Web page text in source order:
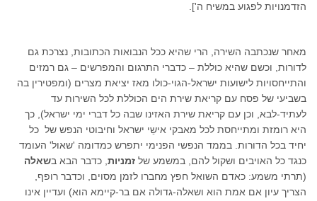
הזדמנויות לפגוע במשיח ה'].
מאחר שנכתבה השירה, הרי שהיא ככל הנבואות הכתובות, נצרכת גם
לדורות, וכשם שהיא כוללת – כדברי התרגום והמפרשים – גם רמזים
והתייחסויות לישועות ישראל-הגוי-כולו מאז יציאת מצרים (ומפטירין בה
בשביעי של פסח עם קריאת שירת הים הכוללת לכל השירות עד
לעתיד-לבא, וכן עם קריאת שירת האזינו שבה כל דברי ימי ישראל), כך
היא רומזת ומתייחסת לכל מאבקי אישֵי ישראל וחיבוטי הנפש של כל
יחיד בכל הדורות. בממד הנפשי הפנימי יתפרש כמדומה 'שאול' העומד
כנגד כל האויבים ושקול להם, במשמע של זמניות , כדבר הבא בשאלה
(תרתי משמע: כאדם השואל חפץ מחברו לזמן מסוים, וכדבר רופף,
הצריך עיון אם אמת הוא ושאלה-גדולה אם בר-קיימא הוא) ועדיין אינו